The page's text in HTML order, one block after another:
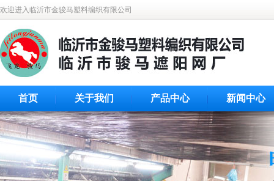
欢迎进入临沂市金骏马塑料编织有限公司
首页 关于我们 产品中心 新闻中心